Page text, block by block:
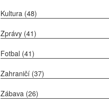
Kultura (48)
Zprávy (41)
Fotbal (41)
Zahraničí (37)
Zábava (26)